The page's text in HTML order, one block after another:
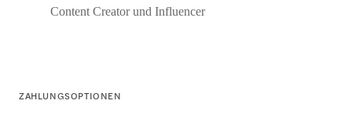
Content Creator und Influencer
ZAHLUNGSOPTIONEN